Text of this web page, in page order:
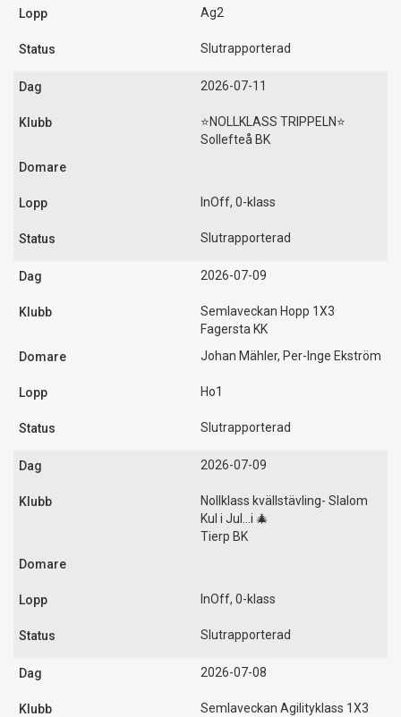
Ag2
Slutrapporterad
2026-07-11
⭐️NOLLKLASS TRIPPELN⭐️
Sollefteå BK
InOff, 0-klass
Slutrapporterad
2026-07-09
Semlaveckan Hopp 1X3
Fagersta KK
Johan Mähler, Per-Inge Ekström
Ho1
Slutrapporterad
2026-07-09
Nollklass kvällstävling- Slalom
Kul i Jul...i 🎄
Tierp BK
InOff, 0-klass
Slutrapporterad
2026-07-08
Semlaveckan Agilityklass 1X3